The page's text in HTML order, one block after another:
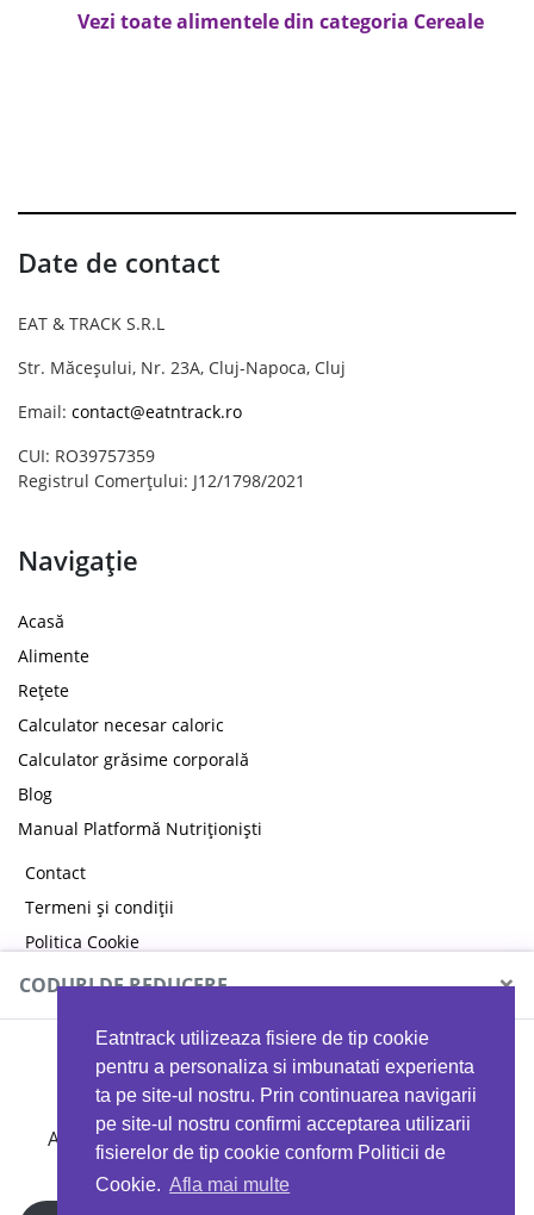
Eatntrack utilizeaza fisiere de tip cookie
pentru a personaliza si imbunatati experienta
ta pe site-ul nostru. Prin continuarea navigarii
pe site-ul nostru confirmi acceptarea utilizarii
fisierelor de tip cookie conform Politicii de
Cookie. Afla mai multe
Vezi toate alimentele din categoria Cereale
Date de contact
EAT & TRACK S.R.L
Str. Măceșului, Nr. 23A, Cluj-Napoca, Cluj
Email: contact@eatntrack.ro
CUI: RO39757359
Registrul Comerțului: J12/1798/2021
Navigație
Acasă
Alimente
Rețete
Calculator necesar caloric
Calculator grăsime corporală
Blog
Manual Platformă Nutriționiști
Contact
Termeni și condiții
Politica Cookie
Politica de confidențialitate
CODURI DE REDUCERE ×
MYPROTEIN
Ai 40%reducere la orice comandă folosind codul
EATTRACK